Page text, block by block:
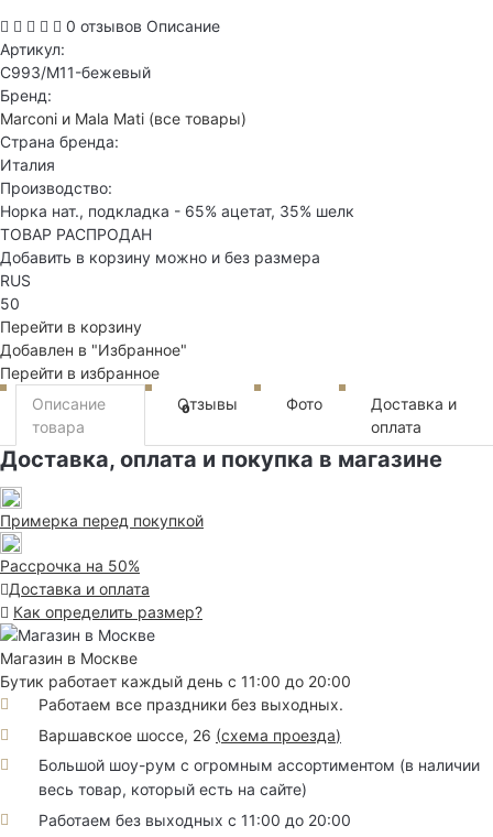
0 отзывов Описание
Артикул:
C993/M11-бежевый
Бренд:
Marconi и Mala Mati (все товары)
Страна бренда:
Италия
Производство:
Норка нат., подкладка - 65% ацетат, 35% шелк
ТОВАР РАСПРОДАН
Добавить в корзину можно и без размера
RUS
50
Перейти в корзину
Добавлен в "Избранное"
Перейти в избранное
Описание
товара
Отзывы
0 Фото
Доставка и
оплата
Доставка, оплата и покупка в магазине
Примерка перед покупкой
Рассрочка на 50%
Доставка и оплата
Как определить размер?
Магазин в Москве
Бутик работает каждый день с 11:00 до 20:00
Работаем все праздники без выходных.
Варшавское шоссе, 26 (схема проезда)
Большой шоу-рум с огромным ассортиментом (в наличии
весь товар, который есть на сайте)
Работаем без выходных с 11:00 до 20:00